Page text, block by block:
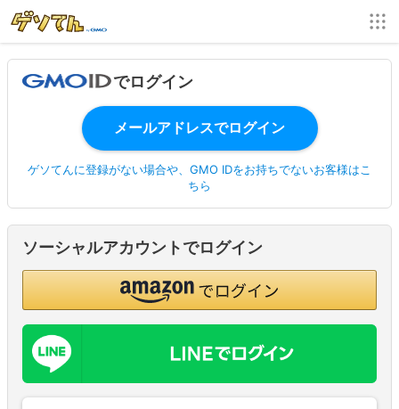
でログイン
ゲソてんに登録がない場合や、GMO IDをお持ちでないお客様はこ
ちら
ソーシャルアカウントでログイン